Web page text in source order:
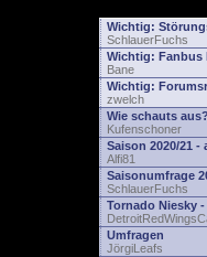
Wichtig:
SchlauerFuchs
Wichtig: Fanbus
Bane
Wichtig:
zwelch
Wie schauts aus?
Kufenschoner
Saison 2020/21 -
Alfi81
Saisonumfrage
SchlauerFuchs
Tornado Niesky -
Umfragen
JörgiLeafs